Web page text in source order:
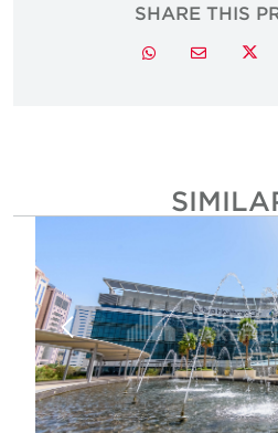
SHARE THIS
Twitter
Email
Whatsapp